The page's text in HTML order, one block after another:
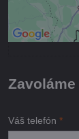
Váš telefón *